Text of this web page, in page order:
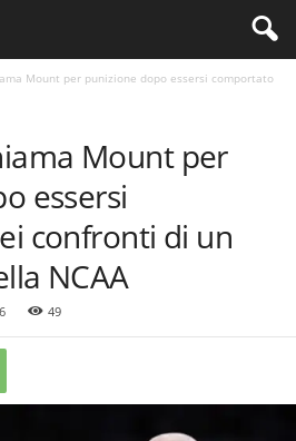
Mount per punizione dopo essersi comportato
Mount per
essersi
confronti di un
NCAA
49